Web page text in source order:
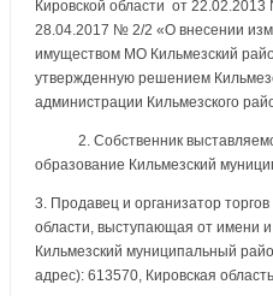
Кировской области от
28.04.2017 № 2/2 «О внесении
имуществом МО Кильмезский
утвержденную решением
администрации Кильмезского
2. Собственник
образование Кильмезский
3. Продавец и организатор
области, выступающая от имени
Кильмезский муниципальный
адрес): 613570, Кировская